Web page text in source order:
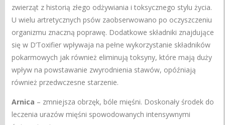
zwierząt z historią złego odżywiania i toksycznego stylu życia.
U wielu artretycznych psów zaobserwowano po oczyszczeniu
organizmu znaczną poprawę. Dodatkowe składniki znajdujące
się w D’Toxifier wpływaja na pełne wykorzystanie składników
pokarmowych jak również eliminują toksyny, które mają duży
wpływ na powstawanie zwyrodnienia stawów, opóźniają
również przedwczesne starzenie.
Arnica – zmniejsza obrzęk, bóle mięśni. Doskonały środek do
leczenia urazów mięśni spowodowanych intensywnymi